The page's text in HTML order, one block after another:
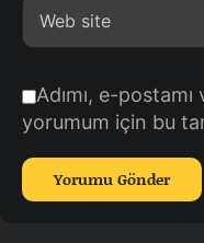
Adımı, e-
yorumum için bu